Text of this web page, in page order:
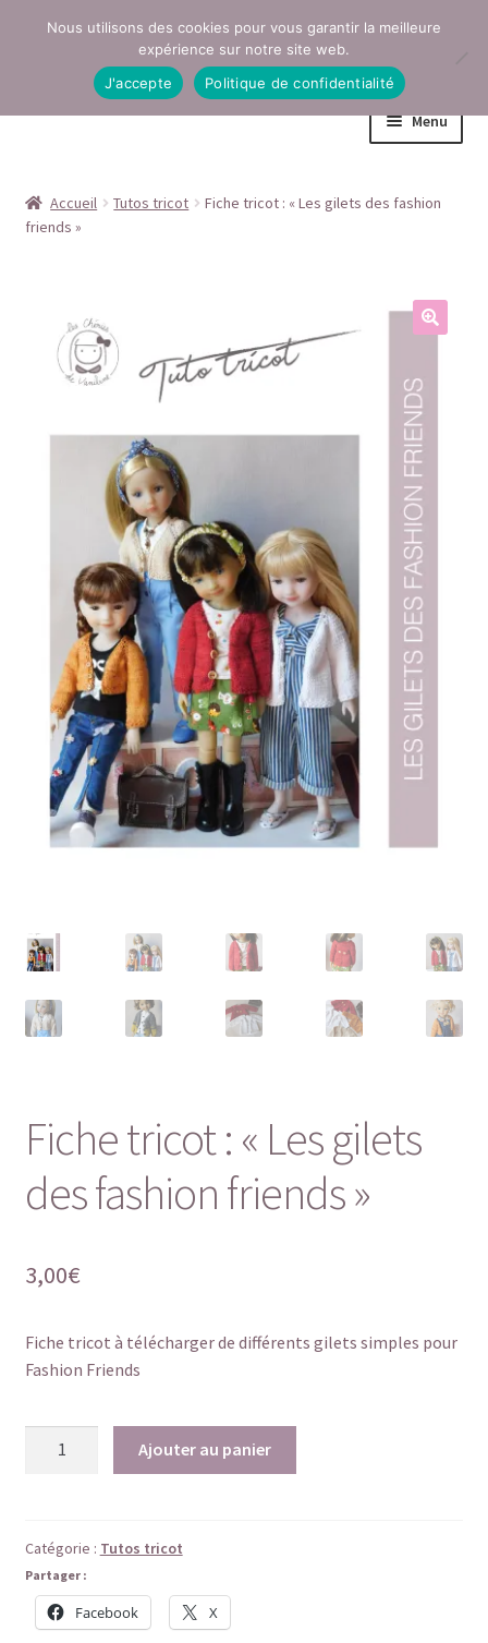
Aller
navigation
Aller
Menu
Conditions générales de vente
Mentions légales
Page Boutique
Politique de confidentialité
Politique de cookies (UE)
Validation de la commande
Accueil Tutos tricot
Fiche tricot : « Les gilets des fashion
friends »
Fiche tricot : « Les gilets
des fashion friends »
3,00€
Fiche tricot à télécharger de différents gilets simples pour
Fashion Friends
:
"Les
gilets
des
Ajouter au panier
Catégorie : Tutos tricot
Partager :
Facebook X
Nous utilisons des cookies pour vous garantir la meilleure
expérience sur notre site web.
J'accepte
Politique de confidentialité